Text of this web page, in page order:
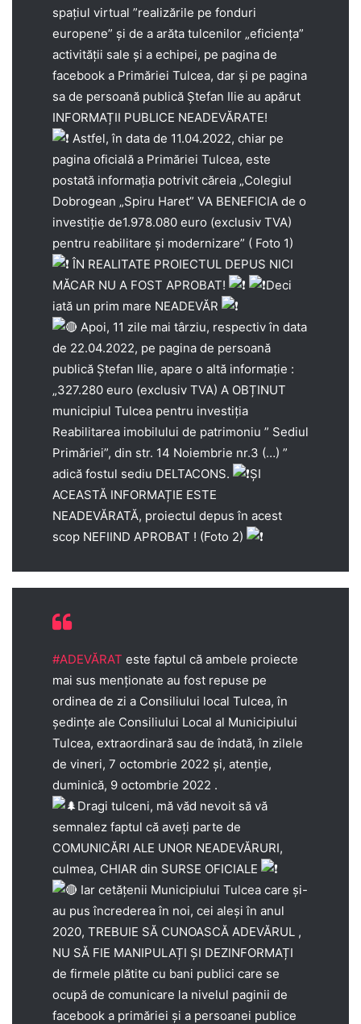
spațiul virtual ”realizările pe fonduri
europene” și de a arăta tulcenilor „eficiența”
activității sale și a echipei, pe pagina de
facebook a Primăriei Tulcea, dar și pe pagina
sa de persoană publică Ștefan Ilie au apărut
INFORMAȚII PUBLICE NEADEVĂRATE!
Astfel, în data de 11.04.2022, chiar pe
pagina oficială a Primăriei Tulcea, este
postată informația potrivit căreia „Colegiul
Dobrogean „Spiru Haret” VA BENEFICIA de o
investiție de1.978.080 euro (exclusiv TVA)
pentru reabilitare și modernizare” ( Foto 1)
ÎN REALITATE PROIECTUL DEPUS NICI
MĂCAR NU A FOST APROBAT!
Deci
iată un prim mare NEADEVĂR
Apoi, 11 zile mai târziu, respectiv în data
de 22.04.2022, pe pagina de persoană
publică Ștefan Ilie, apare o altă informație :
„327.280 euro (exclusiv TVA) A OBȚINUT
municipiul Tulcea pentru investiția
Reabilitarea imobilului de patrimoniu ” Sediul
Primăriei”, din str. 14 Noiembrie nr.3 (…) ”
adică fostul sediu DELTACONS.
ȘI
ACEASTĂ INFORMAȚIE ESTE
NEADEVĂRATĂ, proiectul depus în acest
scop NEFIIND APROBAT ! (Foto 2)
#ADEVĂRAT este faptul că ambele proiecte
mai sus menționate au fost repuse pe
ordinea de zi a Consiliului local Tulcea, în
ședințe ale Consiliului Local al Municipiului
Tulcea, extraordinară sau de îndată, în zilele
de vineri, 7 octombrie 2022 și, atenție,
duminică, 9 octombrie 2022 .
Dragi tulceni, mă văd nevoit să vă
semnalez faptul că aveți parte de
COMUNICĂRI ALE UNOR NEADEVĂRURI,
culmea, CHIAR din SURSE OFICIALE
Iar cetățenii Municipiului Tulcea care și-
au pus încrederea în noi, cei aleși în anul
2020, TREBUIE SĂ CUNOASCĂ ADEVĂRUL ,
NU SĂ FIE MANIPULAȚI ȘI DEZINFORMAȚI
de firmele plătite cu bani publici care se
ocupă de comunicare la nivelul paginii de
facebook a primăriei și a persoanei publice